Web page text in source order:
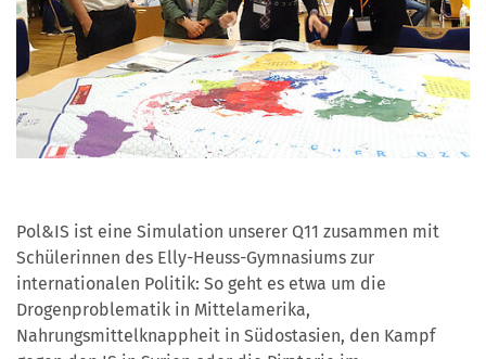
Pol&IS ist eine Simulation unserer Q11 zusammen mit
Schülerinnen des Elly-Heuss-Gymnasiums zur
internationalen Politik: So geht es etwa um die
Drogenproblematik in Mittelamerika,
Nahrungsmittelknappheit in Südostasien, den Kampf